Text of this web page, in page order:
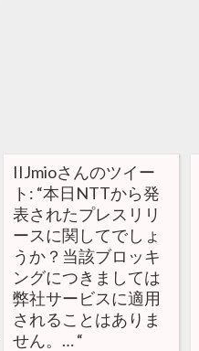
IIJmioさんのツイー
ト: “本日NTTから発
表されたプレスリリ
ースに関してでしょ
うか？当該ブロッキ
ングにつきましては
弊社サービスに適用
されることはありま
せん。… “